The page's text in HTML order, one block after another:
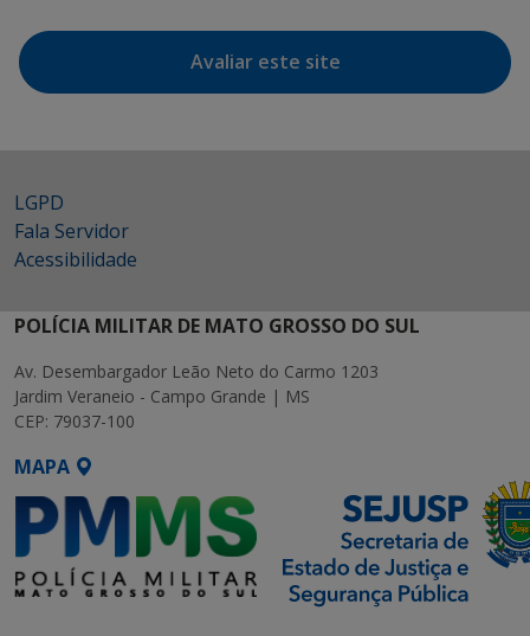
Avaliar este site
LGPD
Fala Servidor
Acessibilidade
POLÍCIA MILITAR DE MATO GROSSO DO SUL
Av. Desembargador Leão Neto do Carmo 1203
Jardim Veraneio - Campo Grande | MS
CEP: 79037-100
MAPA